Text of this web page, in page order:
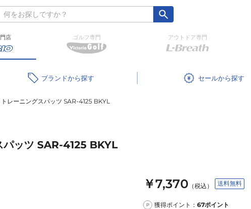
店 ゴルフ専門 アウトドア専門
ブランド セール
レーニングスパッツ SAR-4125 BKYL
パッツ SAR-4125 BKYL
￥7,370 （税込） 送料無料
P 獲得ポイント： 67ポイント